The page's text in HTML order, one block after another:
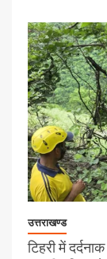
उत्तराखण्ड
टिहरी में